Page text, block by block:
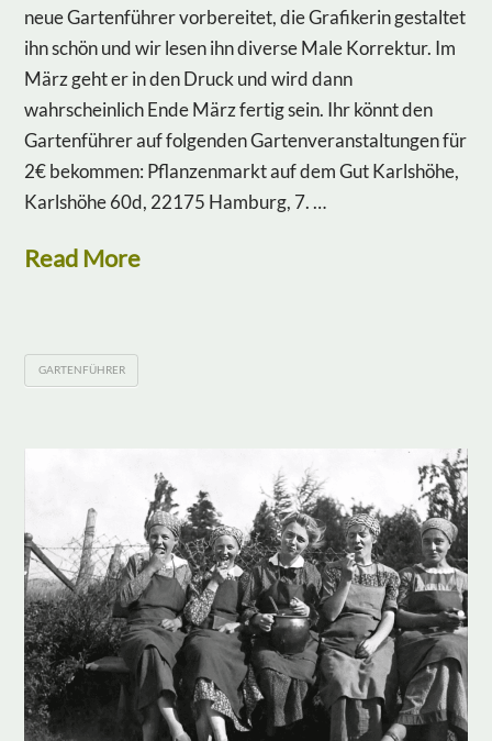
neue Gartenführer vorbereitet, die Grafikerin gestaltet
ihn schön und wir lesen ihn diverse Male Korrektur. Im
März geht er in den Druck und wird dann
wahrscheinlich Ende März fertig sein. Ihr könnt den
Gartenführer auf folgenden Gartenveranstaltungen für
2€ bekommen: Pflanzenmarkt auf dem Gut Karlshöhe,
Karlshöhe 60d, 22175 Hamburg, 7. …
Read More
GARTENFÜHRER